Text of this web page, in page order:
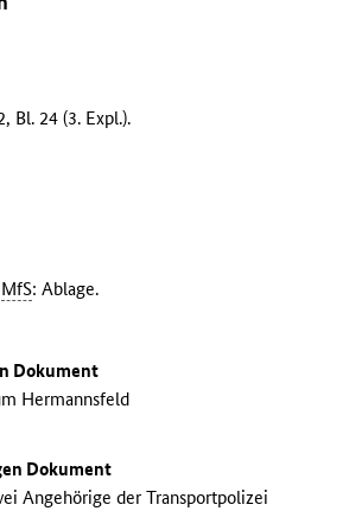
Bl. 24 (3. Expl.).
MfS: Ablage.
Dokument
Hermannsfeld
Dokument
Angehörige der Transportpolizei